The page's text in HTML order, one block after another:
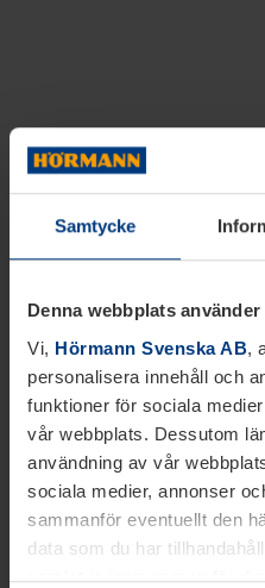
Samtycke
Denna webbplats
Vi, Hörmann Svenska AB,
personalisera innehåll och
funktioner för sociala
vår webbplats. Dessutom
användning av vår
sociala medier, annonser
sammanför eventuellt den
data som du har
samlat in inom ramen för